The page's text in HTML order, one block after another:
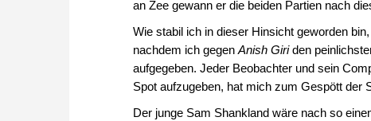
an Zee gewann er die beiden Partien nach
Wie stabil ich in dieser Hinsicht geworden
nachdem ich gegen Anish Giriden
aufgegeben. Jeder Beobachter und sein
Spot aufzugeben, hat mich zum Gespött der
Der junge Sam Shankland wäre nach so